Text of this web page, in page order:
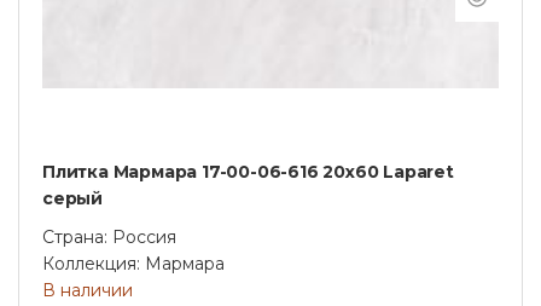
Плитка Мармара 17-00-06-616 20х60 Laparet
серый
Страна: Россия
Коллекция: Мармара
В наличии